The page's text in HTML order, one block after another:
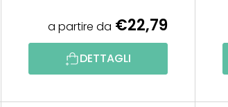
a partire da €22,79
DETTAGLI